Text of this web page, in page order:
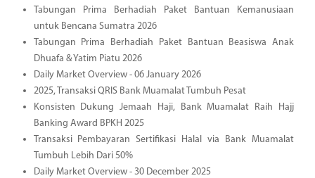
Tabungan Prima Berhadiah Paket Bantuan Kemanusiaan
untuk Bencana Sumatra 2026
Tabungan Prima Berhadiah Paket Bantuan Beasiswa Anak
Dhuafa & Yatim Piatu 2026
Daily Market Overview - 06 January 2026
2025, Transaksi QRIS Bank Muamalat Tumbuh Pesat
Konsisten Dukung Jemaah Haji, Bank Muamalat Raih Hajj
Banking Award BPKH 2025
Transaksi Pembayaran Sertifikasi Halal via Bank Muamalat
Tumbuh Lebih Dari 50%
Daily Market Overview - 30 December 2025